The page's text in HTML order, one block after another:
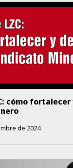
cómo
de 2024